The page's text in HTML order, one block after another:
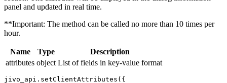
panel and updated in real time.
**Important: The method can be called no more than 10 times per
hour.
Name Type
Description
attributes object List of fields in key-value format
jivo_api.setClientAttributes({